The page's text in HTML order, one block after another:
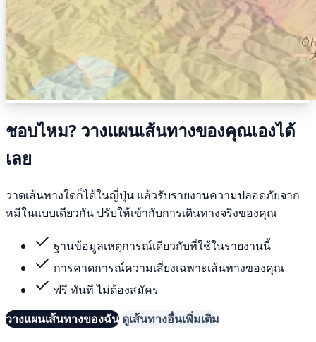
ชอบไหม? วางแผนเส้นทางของคุณเองได้
เลย
วาดเส้นทางใดก็ได้ในญี่ปุ่น แล้วรับรายงานความปลอดภัยจาก
หมีในแบบเดียวกัน ปรับให้เข้ากับการเดินทางจริงของคุณ
ฐานข้อมูลเหตุการณ์เดียวกับที่ใช้ในรายงานนี้
การคาดการณ์ความเสี่ยงเฉพาะเส้นทางของคุณ
ฟรี ทันที ไม่ต้องสมัคร
วางแผนเส้นทางของฉัน ดูเส้นทางอื่นเพิ่มเติม